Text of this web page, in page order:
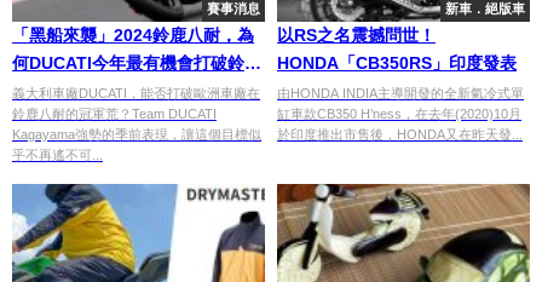
賽事消息
「黑船來襲」2024鈴鹿八耐，為
何DUCATI今年最有機會打破鈴鹿
冠軍宿命？！
義大利車廠DUCATI，能否打破歐洲車廠在
鈴鹿八耐的冠軍荒？Team DUCATI
Kagayama強勢的季前表現，讓這個目標似
乎不再遙不可...
新車．絕版車
以RS之名震撼問世！
HONDA「CB350RS」印度發表
由HONDA INDIA主導開發的全新氣冷式單
缸車款CB350 H’ness，在去年(2020)10月
於印度推出市售後，HONDA又在昨天發...